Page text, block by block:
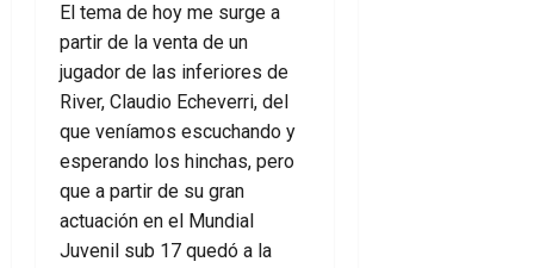
El tema de hoy me surge a
partir de la venta de un
jugador de las inferiores de
River, Claudio Echeverri, del
que veníamos escuchando y
esperando los hinchas, pero
que a partir de su gran
actuación en el Mundial
Juvenil sub 17 quedó a la